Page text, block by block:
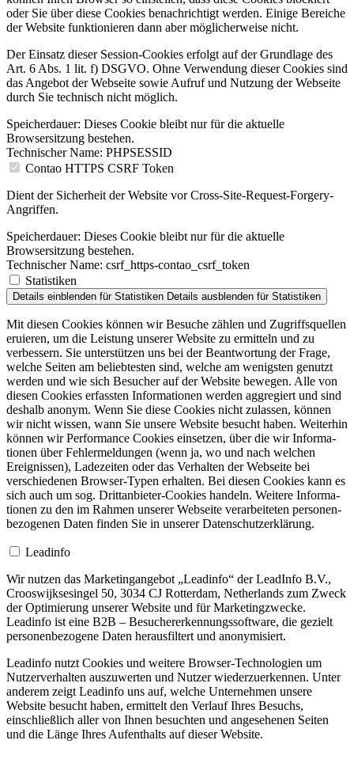
oder Sie über diese Cookies benach­richtigt werden. Einige Bereiche
der Website funktio­nieren dann aber möglicherweise nicht.
Der Einsatz dieser Session-Cookies erfolgt auf der Grundlage des
Art. 6 Abs. 1 lit. f) DSGVO. Ohne Verwendung dieser Cookies sind
das Angebot der Webseite sowie Aufruf und Nutzung der Webseite
durch Sie technisch nicht möglich.
Speicherdauer: Dieses Cookie bleibt nur für die aktuelle
Browsersitzung bestehen.
Technischer Name: PHPSESSID
Contao HTTPS CSRF Token
Dient der Sicherheit der Website vor Cross-Site-Request-Forgery-
Angriffen.
Speicherdauer: Dieses Cookie bleibt nur für die aktuelle
Browsersitzung bestehen.
Technischer Name: csrf_https-contao_csrf_token
Statistiken
Details einblenden für Statistiken Details ausblenden für Statistiken
Mit diesen Cookies können wir Besuche zählen und Zugriffs­quellen
eruieren, um die Leistung unserer Website zu ermitteln und zu
verbessern. Sie unterstützen uns bei der Beantwortung der Frage,
welche Seiten am belieb­testen sind, welche am wenigsten genutzt
werden und wie sich Besucher auf der Website bewegen. Alle von
diesen Cookies erfassten Informa­tionen werden aggregiert und sind
deshalb anonym. Wenn Sie diese Cookies nicht zulassen, können
wir nicht wissen, wann Sie unsere Website besucht haben. Weiterhin
können wir Performance Cookies einsetzen, über die wir Informa­
tionen über Fehler­mel­dungen (wenn ja, wo und nach welchen
Ereignissen), Ladezeiten oder das Verhalten der Webseite bei
verschiedenen Browser-Typen erhalten. Bei diesen Cookies kann es
sich auch um sog. Drittan­bieter-Cookies handeln. Weitere Informa­
tionen zu den im Rahmen unserer Webseite verarbeiteten personen­
be­zogenen Daten finden Sie in unserer Datenschutz­er­klärung.
Leadinfo
Wir nutzen das Marketingangebot „Leadinfo“ der LeadInfo B.V.,
Crooswijksesingel 50, 3034 CJ Rotterdam, Netherlands zum Zweck
der Optimierung unserer Website und für Marketingzwecke.
Leadinfo ist eine B2B – Besuchererkennungssoftware, die gezielt
personenbezogene Daten herausfiltert und anonymisiert.
Leadinfo nutzt Cookies und weitere Browser-Technologien um
Nutzerverhalten auszuwerten und Nutzer wiederzuerkennen. Unter
anderem zeigt Leadinfo uns auf, welche Unternehmen unsere
Website besucht haben, ermittelt den Verlauf Ihres Besuchs,
einschließlich aller von Ihnen besuchten und angesehenen Seiten
und die Länge Ihres Aufenthalts auf dieser Website.